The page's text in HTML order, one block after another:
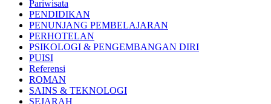
Pariwisata
PENDIDIKAN
PENUNJANG PEMBELAJARAN
PERHOTELAN
PSIKOLOGI & PENGEMBANGAN DIRI
PUISI
Referensi
ROMAN
SAINS & TEKNOLOGI
SEJARAH